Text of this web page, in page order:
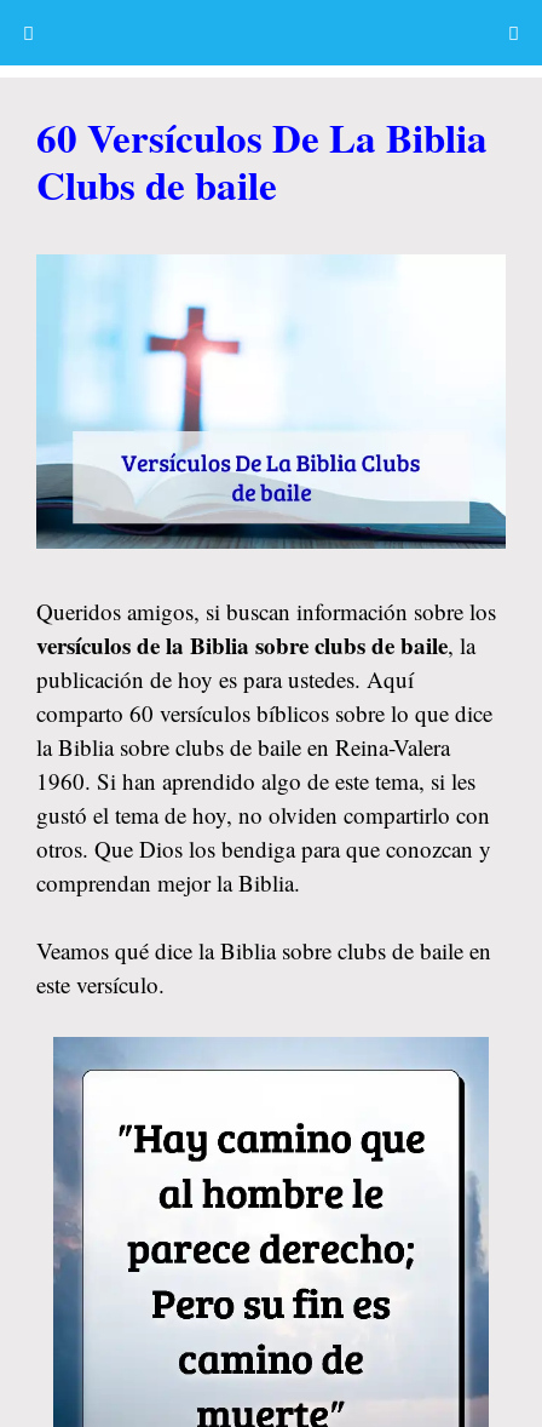
60 Versículos De La Biblia
Clubs de baile
Queridos amigos, si buscan información sobre los
versículos de la Biblia sobre clubs de baile, la
publicación de hoy es para ustedes. Aquí
comparto 60 versículos bíblicos sobre lo que dice
la Biblia sobre clubs de baile en Reina-Valera
1960. Si han aprendido algo de este tema, si les
gustó el tema de hoy, no olviden compartirlo con
otros. Que Dios los bendiga para que conozcan y
comprendan mejor la Biblia.
Veamos qué dice la Biblia sobre clubs de baile en
este versículo.